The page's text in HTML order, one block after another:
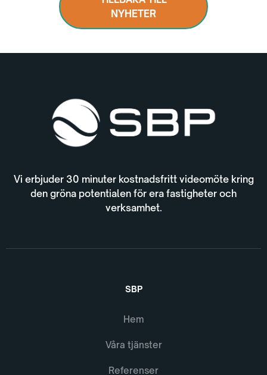
NYHETER
Vi erbjuder 30 minuter kostnadsfritt videomöte kring
den gröna potentialen för era fastigheter och
verksamhet.
SBP
Hem
Våra tjänster
Referenser